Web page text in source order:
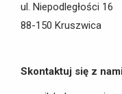
ul. Niepodległości 16
88-150 Kruszwica
Skontaktuj się z nami